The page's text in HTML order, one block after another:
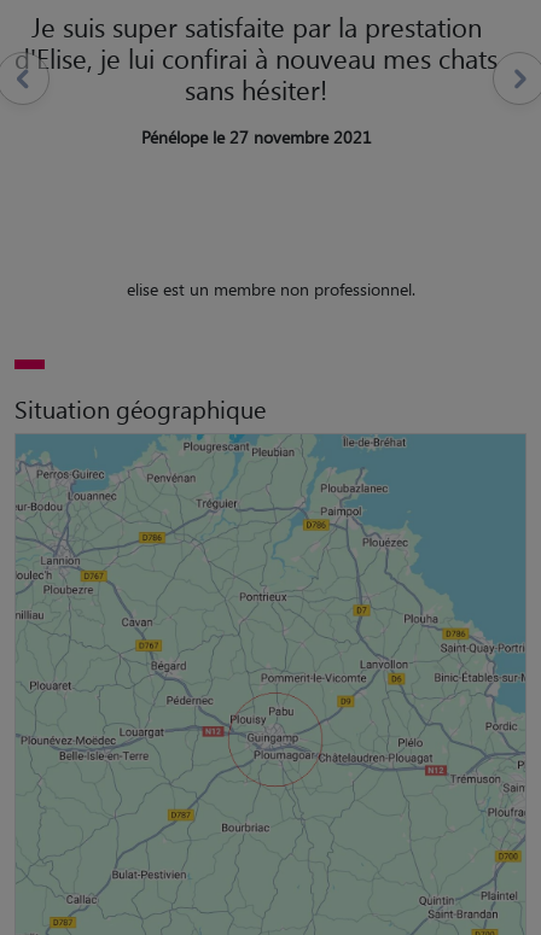
Je suis super satisfaite par la prestation
d'Elise, je lui confirai à nouveau mes chats
sans hésiter!
Pénélope le 27 novembre 2021
elise est un membre non professionnel.
Situation géographique